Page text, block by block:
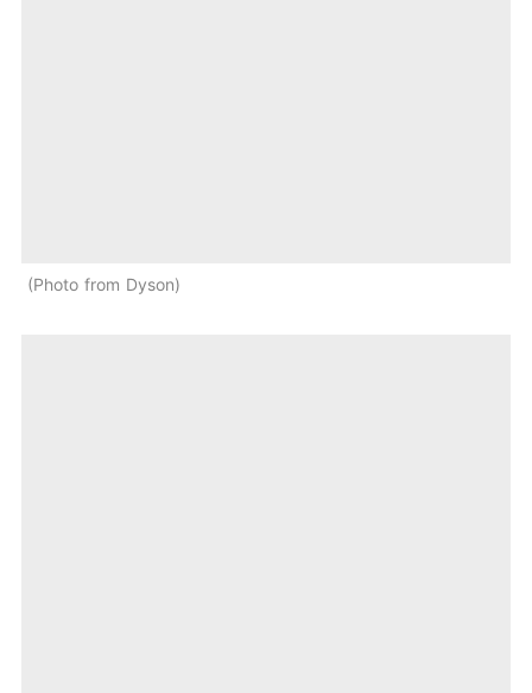
Photo from Dyson